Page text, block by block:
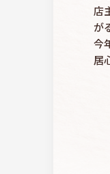
店
が
今
居